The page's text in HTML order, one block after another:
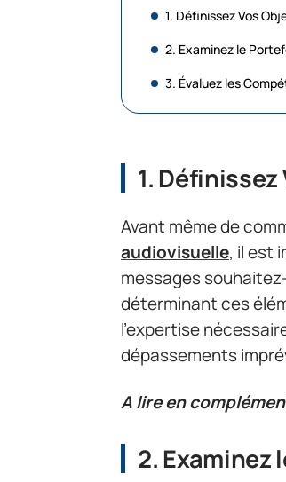
1. Définissez Vos
2. Examinez le
3. Évaluez les
1.
Avant même de
audiovisuelle, il est
messages
déterminant ces
l’expertise
dépassements
A lire en
2. Examinez